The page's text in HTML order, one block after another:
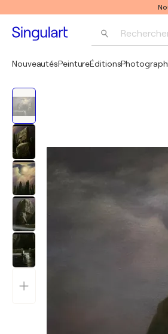
NouveautésPeintureÉditions